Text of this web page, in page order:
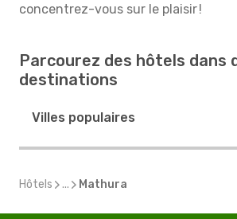
concentrez-vous sur le plaisir !
Parcourez des hôtels dans
destinations
Villes populaires
Hôtels ... Mathura